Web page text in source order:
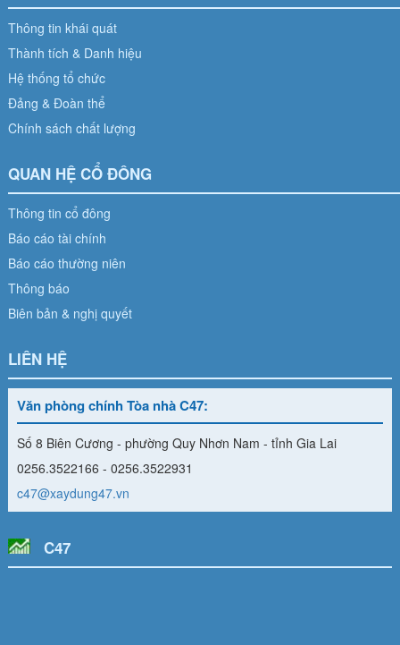
Thông tin khái quát
Thành tích & Danh hiệu
Hệ thống tổ chức
Đảng & Đoàn thể
Chính sách chất lượng
QUAN HỆ CỔ ĐÔNG
Thông tin cổ đông
Báo cáo tài chính
Báo cáo thường niên
Thông báo
Biên bản & nghị quyết
LIÊN HỆ
Văn phòng chính Tòa nhà C47:
Số 8 Biên Cương - phường Quy Nhơn Nam - tỉnh Gia Lai
0256.3522166 - 0256.3522931
c47@xaydung47.vn
C47